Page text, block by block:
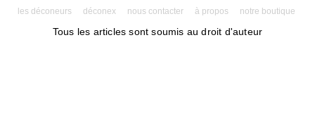
les déconeurs déconex nous contacter à propos notre boutique
Tous les articles sont soumis au droit d'auteur